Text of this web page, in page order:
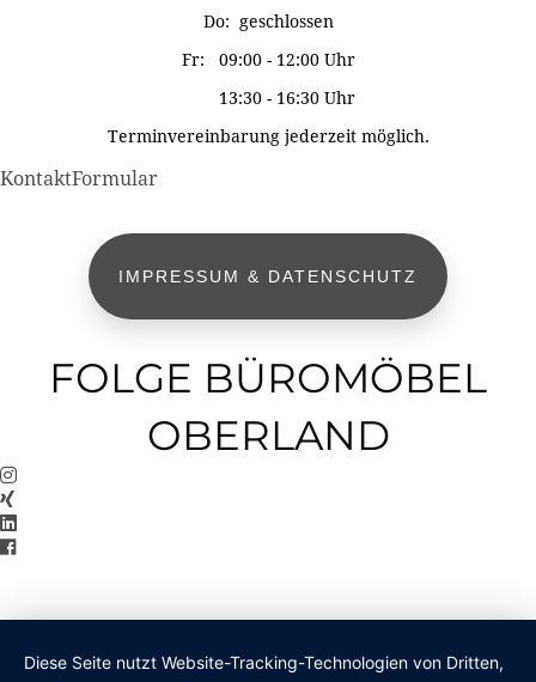
Do: geschlossen
Fr: 09:00 - 12:00 Uhr
13:30 - 16:30 Uhr
Terminvereinbarung jederzeit möglich.
KontaktFormular
IMPRESSUM & DATENSCHUTZ
FOLGE BÜROMÖBEL
OBERLAND
Diese Seite nutzt Website-Tracking-Technologien von Dritten,